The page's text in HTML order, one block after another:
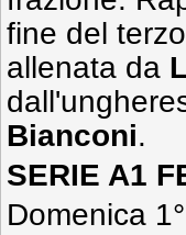
fine del
allenata da
Bianconi.
SERIE A1
Domenica